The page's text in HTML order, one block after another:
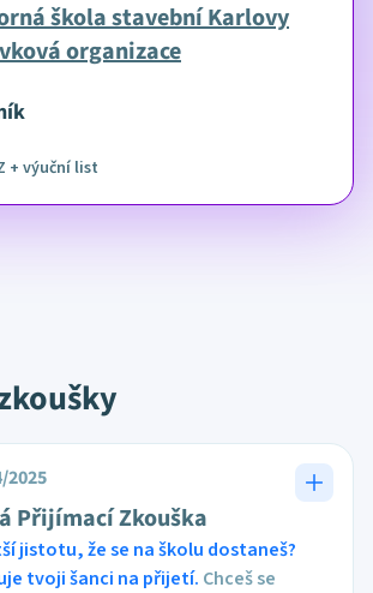
škola stavební Karlovy
organizace
+ výuční list
2025
Přijímací Zkouška
jistotu, že se na školu dostaneš?
tvoji šanci na přijetí. Chceš se